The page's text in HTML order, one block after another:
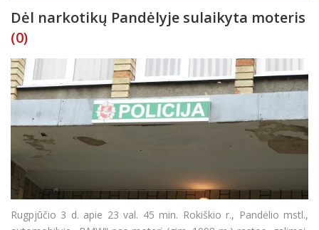
Dėl narkotikų Pandėlyje sulaikyta moteris
(0)
Rugpjūčio 3 d. apie 23 val. 45 min. Rokiškio r., Pandėlio mstl.,